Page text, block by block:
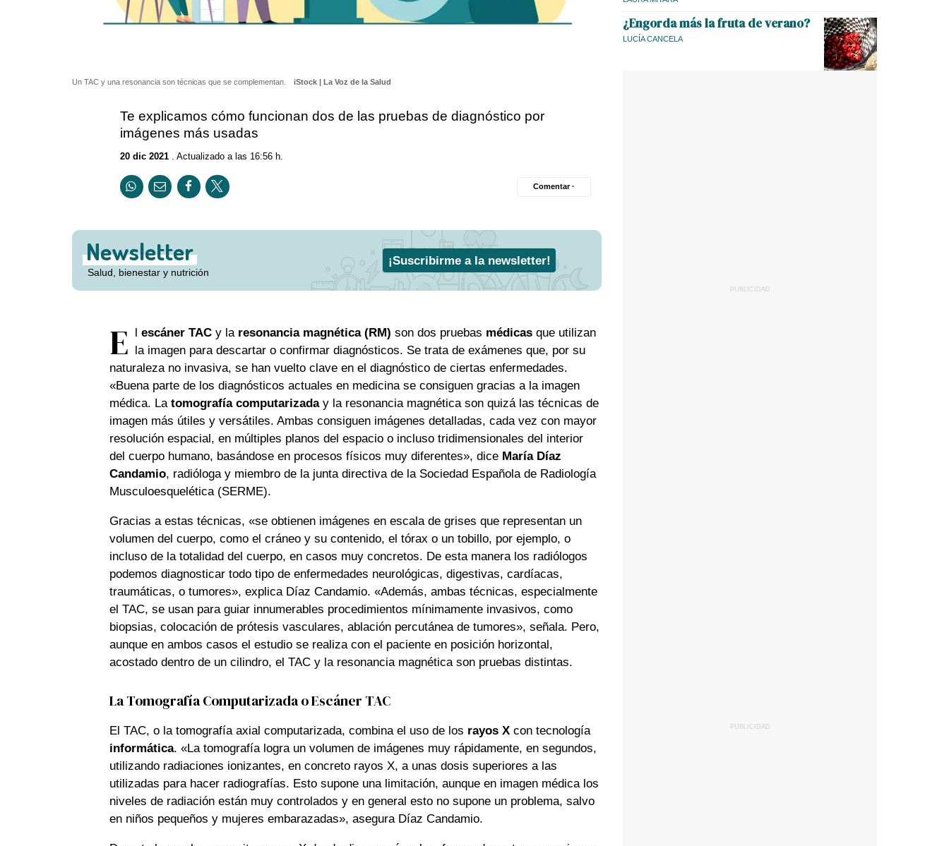
Un TAC y una resonancia son técnicas que se complementan. iStock | La Voz de la Salud
Te explicamos cómo funcionan dos de las pruebas de diagnóstico por
imágenes más usadas
20 dic 2021. Actualizado a las 16:56 h.
Comentar ·
Newsletter
Salud, bienestar y nutrición
¡Suscribirme a la newsletter!
E escáner TACy la resonancia magnética (RM) son dos pruebas médicasque utilizan
la imagen para descartar o confirmar diagnósticos. Se trata de exámenes que, por su
naturaleza no invasiva, se han vuelto clave en el diagnóstico de ciertas enfermedades.
«Buena parte de los diagnósticos actuales en medicina se consiguen gracias a la imagen
médica. La tomografía computarizaday la resonancia magnética son quizá las técnicas de
imagen más útiles y versátiles. Ambas consiguen imágenes detalladas, cada vez con mayor
resolución espacial, en múltiples planos del espacio o incluso tridimensionales del interior
del cuerpo humano, basándose en procesos físicos muy diferentes», dice María Díaz
Candamio, radióloga y miembro de la junta directiva de la Sociedad Española de Radiología
Musculoesquelética (SERME).
Gracias a estas técnicas, «se obtienen imágenes en escala de grises que representan un
volumen del cuerpo, como el cráneo y su contenido, el tórax o un tobillo, por ejemplo, o
incluso de la totalidad del cuerpo, en casos muy concretos. De esta manera los radiólogos
podemos diagnosticar todo tipo de enfermedades neurológicas, digestivas, cardíacas,
traumáticas, o tumores», explica Díaz Candamio. «Además, ambas técnicas, especialmente
el TAC, se usan para guiar innumerables procedimientos mínimamente invasivos, como
biopsias, colocación de prótesis vasculares, ablación percutánea de tumores», señala. Pero,
aunque en ambos casos el estudio se realiza con el paciente en posición horizontal,
acostado dentro de un cilindro, el TAC y la resonancia magnética son pruebas distintas.
La Tomografía Computarizada o Escáner TAC
El TAC, o la tomografía axial computarizada, combina el uso de los rayos Xcon tecnología
informática. «La tomografía logra un volumen de imágenes muy rápidamente, en segundos,
utilizando radiaciones ionizantes, en concreto rayos X, a unas dosis superiores a las
utilizadas para hacer radiografías. Esto supone una limitación, aunque en imagen médica los
niveles de radiación están muy controlados y en general esto no supone un problema, salvo
en niños pequeños y mujeres embarazadas», asegura Díaz Candamio.
¿Engorda más la fruta de verano?
LUCÍA CANCELA